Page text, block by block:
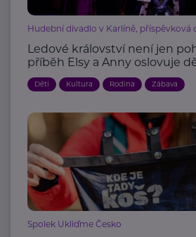
Hudební divadlo v Karlíně, příspěvková
Ledové království není jen
příběh Elsy a Anny oslovuje
Děti Kultura Rodina Zábava
Spolek Ukliďme Česko